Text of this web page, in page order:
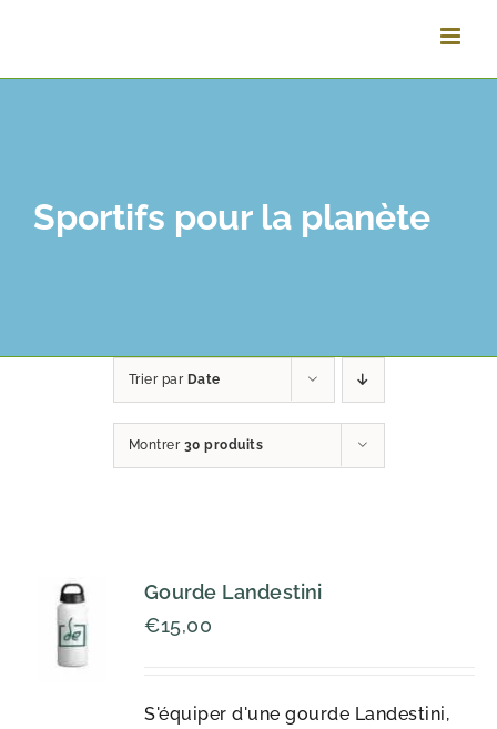
contenuto
Sportifs pour la planète
Trier par Date
Montrer 30 produits
Gourde Landestini
€15,00
S'équiper d'une gourde Landestini,